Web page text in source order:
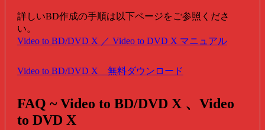
詳しいBD作成の手順は以下ページをご参照くださ
い。
Video to BD/DVD X ／ Video to DVD X マニュアル
Video to BD/DVD X 無料ダウンロード
FAQ ~ Video to BD/DVD X 、Video
to DVD X